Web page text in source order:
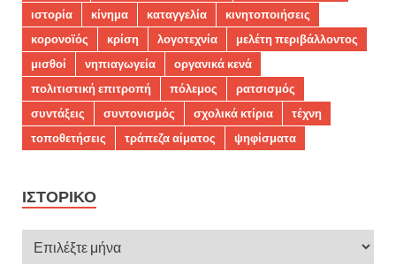
ιστορία
κίνημα καταγγελία
κινητοποιήσεις
κορονοϊός
κρίση λογοτεχνία
μελέτη περιβάλλοντος
μισθοί
νηπιαγωγεία
οργανικά κενά
πολιτιστική επιτροπή
πόλεμος
ρατσισμός
συντάξεις
συντονισμός σχολικά κτίρια
τέχνη
τοποθετήσεις
τράπεζα αίματος ψηφίσματα
ΙΣΤΟΡΙΚΌ